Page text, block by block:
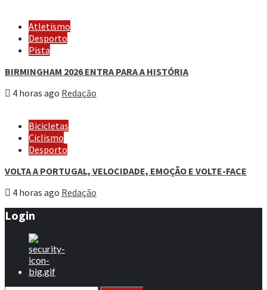
Atletismo
Desporto
Pista
BIRMINGHAM 2026 ENTRA PARA A HISTÓRIA
4 horas ago Redação
Bicicletas
Ciclismo
Desporto
VOLTA A PORTUGAL, VELOCIDADE, EMOÇÃO E VOLTE-FACE
4 horas ago Redação
Login